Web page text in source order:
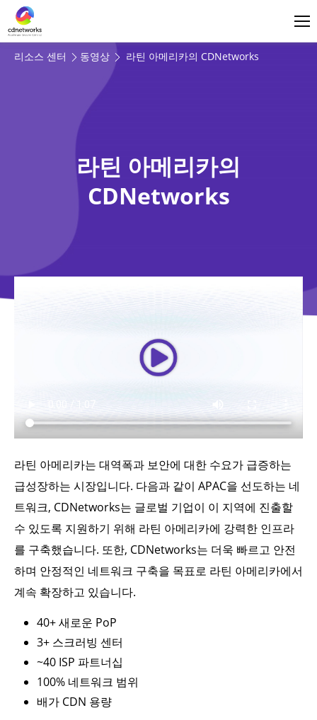
리소스 센터 동영상 라틴 아메리카의 CDNetworks
라틴 아메리카의
CDNetworks
라틴 아메리카는 대역폭과 보안에 대한 수요가 급증하는
급성장하는 시장입니다. 다음과 같이 APAC을 선도하는 네
트워크, CDNetworks는 글로벌 기업이 이 지역에 진출할
수 있도록 지원하기 위해 라틴 아메리카에 강력한 인프라
를 구축했습니다. 또한, CDNetworks는 더욱 빠르고 안전
하며 안정적인 네트워크 구축을 목표로 라틴 아메리카에서
계속 확장하고 있습니다.
40+ 새로운 PoP
3+ 스크러빙 센터
~40 ISP 파트너십
100% 네트워크 범위
배가 CDN 용량